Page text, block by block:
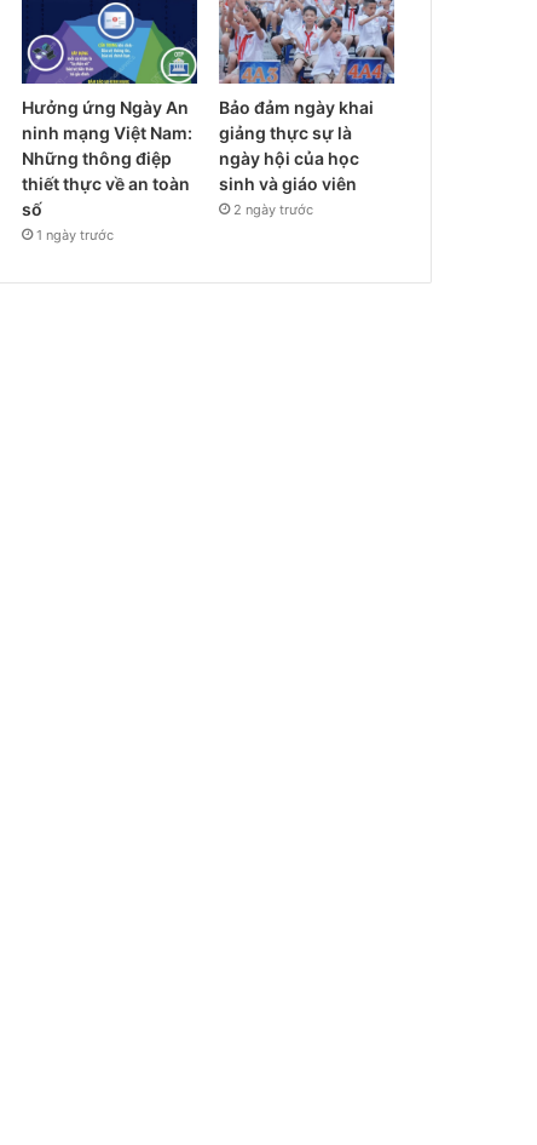
Hưởng ứng Ngày An
ninh mạng Việt Nam:
Những thông điệp
thiết thực về an toàn
số
1 ngày trước
Bảo đảm ngày khai
giảng thực sự là
ngày hội của học
sinh và giáo viên
2 ngày trước